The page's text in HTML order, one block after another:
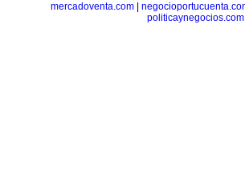
mercadoventa.com
politicaynegocios.com